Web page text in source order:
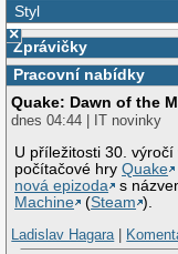
Styl
×
Zprávičky
Pracovní nabídky
Quake: Dawn of the
dnes 04:44 | IT novinky
U příležitosti 30. výročí
počítačové hryQuake
nová epizoda
s
Machine
(Steam ).
Ladislav Hagara|